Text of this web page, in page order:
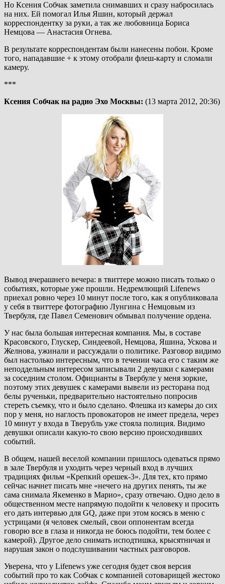
Но Ксения Собчак заметила снимавших и сразу набросилась
на них. Ей помогал Илья Яшин, который держал
корреспондентку за руки, а так же любовница Бориса
Немцова — Анастасия Огнева.
В результате корреспондентам были нанесены побои. Кроме
того, нападавшие + к этому отобрали флеш-карту и сломали
камеру.
***
Ксения Собчак на радио Эхо Москвы: (13 марта 2012, 20:36)
Вывод вчерашнего вечера: в твиттере можно писать только о
событиях, которые уже прошли. Недремлющий Lifenews
приехал ровно через 10 минут после того, как я опубликовала
у себя в твиттере фотографию Лунгина с Немцовым из
Твербуля, где Павел Семенович обмывал получение ордена.
У нас была большая интересная компания. Мы, в составе
Красовского, Глускер, Синдеевой, Немцова, Яшина, Ускова и
Желнова, ужинали и рассуждали о политике. Разговор видимо
был настолько интересным, что в течении часа его с таким же
неподдельным интересом записывали 2 девушки с камерами
за соседним столом. Официанты в Твербуле у меня зоркие,
поэтому этих девушек с камерами вывели из ресторана под
белы рученьки, предварительно настоятельно попросив
стереть съемку, что и было сделано. Флешка из камеры до сих
пор у меня, но наглость провокаторов не имеет предела, через
10 минут у входа в Тверубль уже стояла полиция. Видимо
девушки описали какую-то свою версию происходивших
событий.
В общем, нашей веселой компании пришлось одеваться прямо
в зале Твербуля и уходить через черный вход в лучших
традициях фильм «Крепкий орешек-3». Для тех, кто прямо
сейчас начнет писать мне «нечего на других пенять, ты же
сама снимала Якеменко в Марио», сразу отвечаю. Одно дело в
общественном месте напрямую подойти к человеку и просить
его дать интервью для GQ, даже при этом косясь в меню с
устрицами (я человек смелый, свои оппонентам всегда
говорю все в глаза и никогда не боюсь подойти, тем более с
камерой). Другое дело снимать исподтишка, крысятничая и
нарушая закон о подслушивании частных разговоров.
Уверена, что у Lifenews уже сегодня будет своя версия
событий про то как Собчак с компанией сотоварищей жестоко